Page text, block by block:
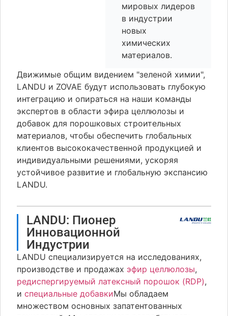
мировых лидеров
в индустрии
новых
химических
материалов.
Движимые общим видением "зеленой химии",
LANDU и ZOVAE будут использовать глубокую
интеграцию и опираться на наши команды
экспертов в области эфира целлюлозы и
добавок для порошковых строительных
материалов, чтобы обеспечить глобальных
клиентов высококачественной продукцией и
индивидуальными решениями, ускоряя
устойчивое развитие и глобальную экспансию
LANDU.
LANDU: Пионер
Инновационной
Индустрии
LANDU специализируется на исследованиях,
производстве и продажах эфир целлюлозы,
редиспергируемый латексный порошок (RDP),
и специальные добавкиМы обладаем
множеством основных запатентованных